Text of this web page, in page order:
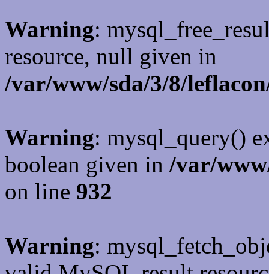
Warning:
resource, null given in
/var/www/sda/3/8/
Warning: mysql_query()
boolean given in /var/
on line 932
Warning: